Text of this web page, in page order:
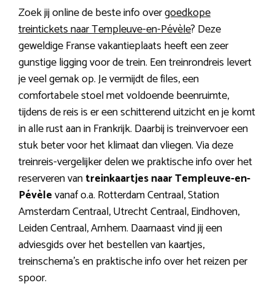
Zoek jij online de beste info overgoedkope
treintickets naar Templeuve-en-Pévèle? Deze
geweldige Franse vakantieplaats heeft een zeer
gunstige ligging voor de trein. Een treinrondreis levert
je veel gemak op. Je vermijdt de files, een
comfortabele stoel met voldoende beenruimte,
tijdens de reis is er een schitterend uitzicht en je komt
in alle rust aan in Frankrijk. Daarbij is treinvervoer een
stuk beter voor het klimaat dan vliegen. Via deze
treinreis-vergelijker delen we praktische info over het
reserveren vantreinkaartjes naar Templeuve-en-
Pévèlevanaf o.a. Rotterdam Centraal, Station
Amsterdam Centraal, Utrecht Centraal, Eindhoven,
Leiden Centraal, Arnhem. Daarnaast vind jij een
adviesgids over het bestellen van kaartjes,
treinschema’s en praktische info over het reizen per
spoor.